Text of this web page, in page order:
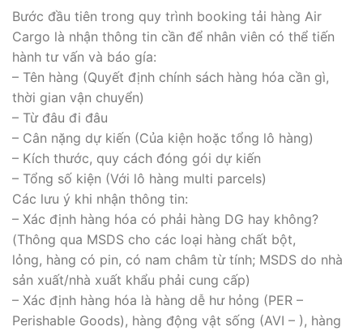
Bước đầu tiên trong quy trình booking tải hàng Air
Cargo là nhận thông tin cần để nhân viên có thể tiến
hành tư vấn và báo gía:
– Tên hàng (Quyết định chính sách hàng hóa cần gì,
thời gian vận chuyển)
– Từ đâu đi đâu
– Cân nặng dự kiến (Của kiện hoặc tổng lô hàng)
– Kích thước, quy cách đóng gói dự kiến
– Tổng số kiện (Với lô hàng multi parcels)
Các lưu ý khi nhận thông tin:
– Xác định hàng hóa có phải hàng DG hay không?
(Thông qua MSDS cho các loại hàng chất bột,
lỏng, hàng có pin, có nam châm từ tính; MSDS do nhà
sản xuất/nhà xuất khẩu phải cung cấp)
– Xác định hàng hóa là hàng dễ hư hỏng (PER –
Perishable Goods), hàng động vật sống (AVI – ), hàng